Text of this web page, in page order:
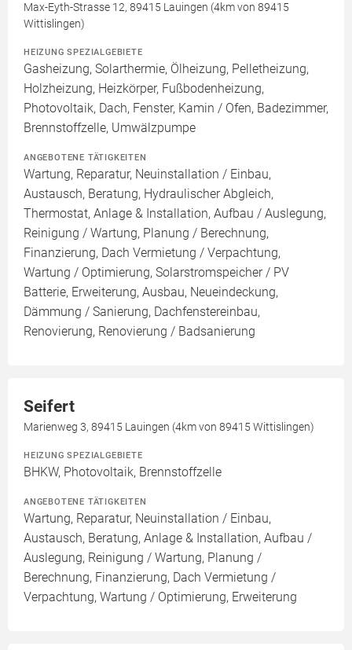
Max-Eyth-Strasse 12, 89415 Lauingen (4km von 89415
Wittislingen)
HEIZUNG SPEZIALGEBIETE
Gasheizung, Solarthermie, Ölheizung, Pelletheizung,
Holzheizung, Heizkörper, Fußbodenheizung,
Photovoltaik, Dach, Fenster, Kamin / Ofen, Badezimmer,
Brennstoffzelle, Umwälzpumpe
ANGEBOTENE TÄTIGKEITEN
Wartung, Reparatur, Neuinstallation / Einbau,
Austausch, Beratung, Hydraulischer Abgleich,
Thermostat, Anlage & Installation, Aufbau / Auslegung,
Reinigung / Wartung, Planung / Berechnung,
Finanzierung, Dach Vermietung / Verpachtung,
Wartung / Optimierung, Solarstromspeicher / PV
Batterie, Erweiterung, Ausbau, Neueindeckung,
Dämmung / Sanierung, Dachfenstereinbau,
Renovierung, Renovierung / Badsanierung
Seifert
Marienweg 3, 89415 Lauingen (4km von 89415 Wittislingen)
HEIZUNG SPEZIALGEBIETE
BHKW, Photovoltaik, Brennstoffzelle
ANGEBOTENE TÄTIGKEITEN
Wartung, Reparatur, Neuinstallation / Einbau,
Austausch, Beratung, Anlage & Installation, Aufbau /
Auslegung, Reinigung / Wartung, Planung /
Berechnung, Finanzierung, Dach Vermietung /
Verpachtung, Wartung / Optimierung, Erweiterung